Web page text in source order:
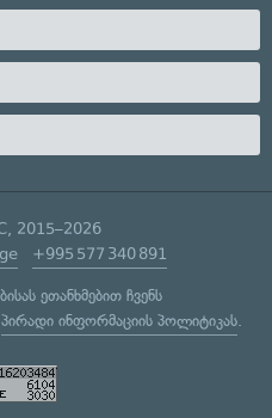
2015–2026
+995 577 340 891
ეთანხმებით ჩვენს
პირადი ინფორმაციის პოლიტიკას.